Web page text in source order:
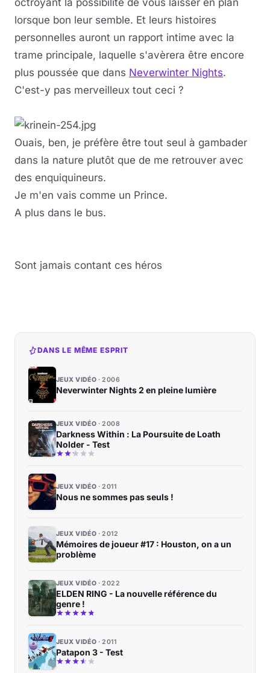
octroyant la possibilité de vous laisser en plan
lorsque bon leur semble. Et leurs histoires
personnelles auront un rapport intime avec la
trame principale, laquelle s'avèrera être encore
plus poussée que dans Neverwinter Nights.
C'est-y pas merveilleux tout ceci ?
Ouais, ben, je préfère être tout seul à gambader
dans la nature plutôt que de me retrouver avec
des enquiquineurs.
Je m'en vais comme un Prince.
A plus dans le bus.
Sont jamais contant ces héros
DANS LE MÊME ESPRIT
JEUX VIDÉO 2006
Neverwinter Nights 2 en pleine lumière
JEUX VIDÉO 2008
Darkness Within : La Poursuite de Loath
Nolder - Test
JEUX VIDÉO 2011
Nous ne sommes pas seuls !
JEUX VIDÉO 2012
Mémoires de joueur #17 : Houston, on a un
problème
JEUX VIDÉO 2022
ELDEN RING - La nouvelle référence du
genre !
JEUX VIDÉO 2011
Patapon 3 - Test